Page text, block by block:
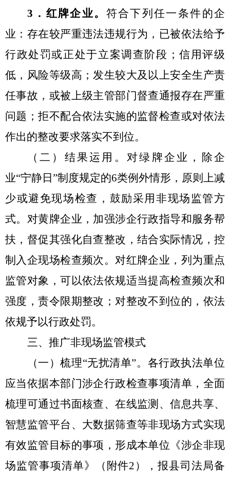
3 ．红牌企业。 符合下列任一条件的企
业：存在较严重违法违规行为，已被依法给予
行政处罚或正处于立案调查阶段；信用评级
低，风险等级高；发生较大及以上安全生产责
任事故，或被上级主管部门督查通报存在严重
问题；拒不配合依法实施的监督检查或对依法
作出的整改要求落实不到位。
（二）结果运用。 对绿牌企业，除企
业“宁静日 ”制度规定的6类例外情形，原则上减
少或避免现场检查，鼓励采用非现场监管方
式。对黄牌企业，加强涉企行政指导和服务帮
扶，督促其强化自查整改，结合实际情况，控
制入企现场检查频次。对红牌企业，列为重点
监管对象，可以依法依规适当提高检查频次和
强度，责令限期整改；对整改不到位的，依法
依规予以行政处罚。
三、推广非现场监管模式
（一）梳理“无扰清单”。 各行政执法单位
应当依据本部门涉企行政检查事项清单，全面
梳理可通过书面核查、在线监测、信息共享、
智慧监管平台、大数据筛查等非现场方式实现
有效监管目标的事项，形成本单位《涉企非现
场监管事项清单》（附件2 ），报县司法局备